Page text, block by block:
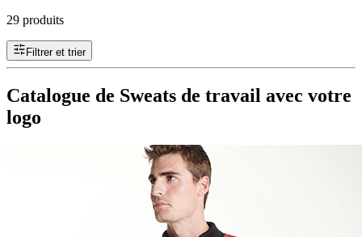
29 produits
Filtrer et trier
Catalogue de Sweats de travail avec votre
logo